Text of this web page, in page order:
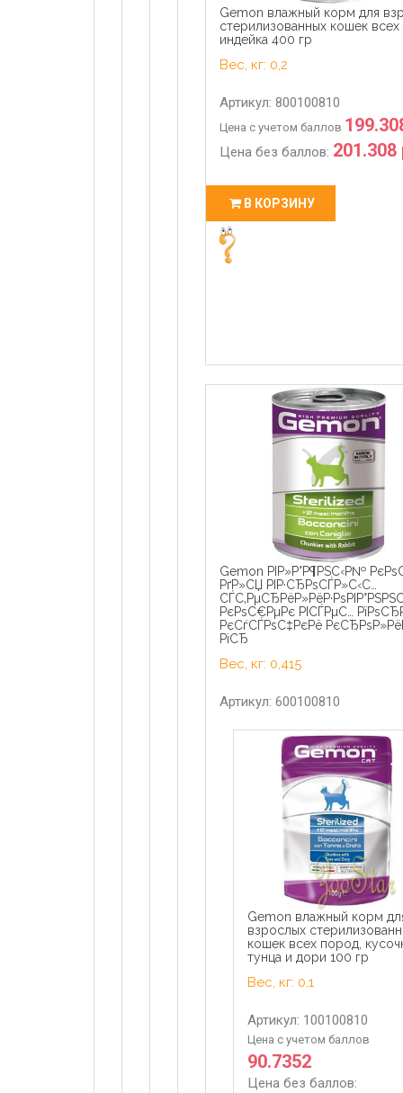
Gemon влажный корм для
стерилизованных кошек
индейка 400 гр
Вес, кг: 0,2
Артикул: 800100810
Цена с учетом баллов
Цена без баллов: 201.308
В КОРЗИНУ
Gemon РІР»Р°Р¶РЅС‹Р№
РґР»СЏ РІР·СЂРѕСЃР»С‹С…
РєРѕС€РµРє РІСЃРµС…
РєСѓСЃРѕС‡РєРё
РіСЂ
Вес, кг: 0,415
Артикул: 600100810
Gemon влажный корм
взрослых
кошек всех пород,
тунца и дори 100 гр
Вес, кг: 0,1
Артикул: 100100810
Цена с учетом баллов
90.7352
Цена без баллов: